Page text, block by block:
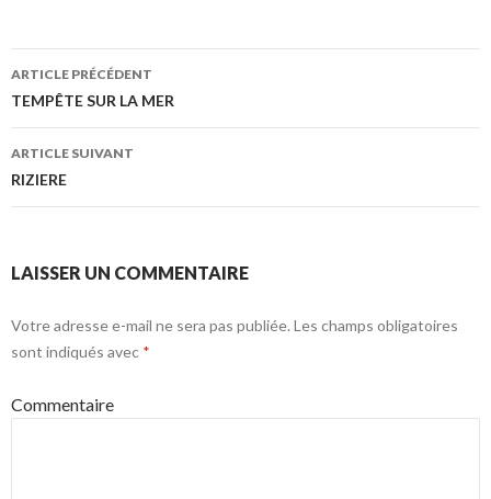
Navigation
des
articles
ARTICLE PRÉCÉDENT
TEMPÊTE SUR LA MER
ARTICLE SUIVANT
RIZIERE
LAISSER UN COMMENTAIRE
Votre adresse e-mail ne sera pas publiée. Les champs obligatoires
sont indiqués avec *
Commentaire